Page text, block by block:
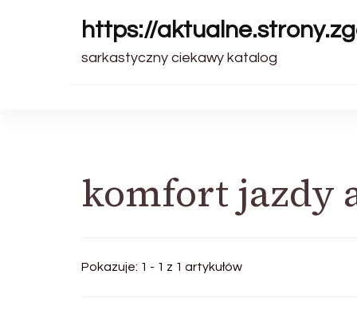
https://
sarkastyczny ciekawy katalog
komfort jazdy
Pokazuje: 1 - 1 z 1 artykułów